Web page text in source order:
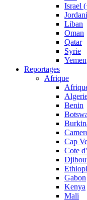
Israel
Liban
Oman
Qatar
Syrie
Yemen
Reportages
Afrique
Benin
Cap
Cote
Gabon
Kenya
Mali